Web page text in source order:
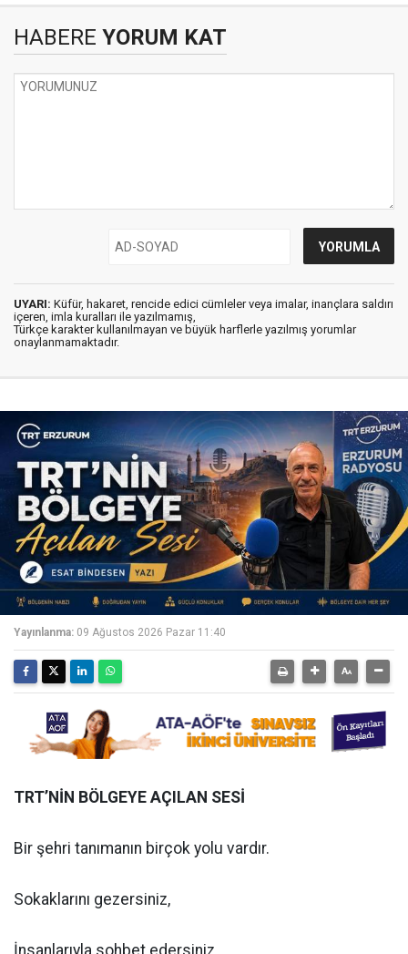
HABERE YORUM KAT
UYARI: Küfür, hakaret, rencide edici cümleler veya imalar, inançlara saldırı
içeren, imla kuralları ile yazılmamış,
Türkçe karakter kullanılmayan ve büyük harflerle yazılmış yorumlar
onaylanmamaktadır.
Yayınlanma: 09 Ağustos 2026 Pazar 11:40
TRT’NİN BÖLGEYE AÇILAN SESİ
Bir şehri tanımanın birçok yolu vardır.
Sokaklarını gezersiniz,
İnsanlarıyla sohbet edersiniz,